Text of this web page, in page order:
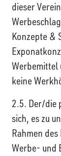
dieser
Konzepte &
Werbemittel
keine
2.5. Der/die
sich, es zu
Rahmen
Werbe- und